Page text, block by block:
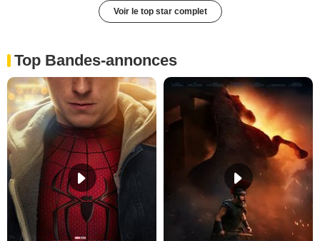
Voir le top star complet
Top Bandes-annonces